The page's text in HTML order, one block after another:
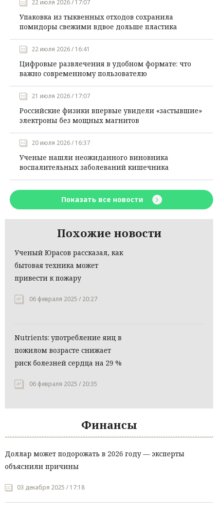
22 июля 2026 / 17:07
Упаковка из тыквенных отходов сохранила
помидоры свежими вдвое дольше пластика
22 июля 2026 / 16:41
Цифровые развлечения в удобном формате: что
важно современному пользователю
21 июля 2026 / 17:07
Российские физики впервые увидели «застывшие»
электроны без мощных магнитов
20 июля 2026 / 16:37
Ученые нашли неожиданного виновника
воспалительных заболеваний кишечника
Показать все новости
Похожие новости
Ученый Юрасов рассказал, как
бытовая техника может
привести к пожару
06 февраля 2025 / 20:27
Nutrients: употребление яиц в
пожилом возрасте снижает
риск болезней сердца на 29 %
06 февраля 2025 / 20:35
Финансы
Доллар может подорожать в 2026 году — эксперты
объяснили причины
03 декабря 2025 / 17:18